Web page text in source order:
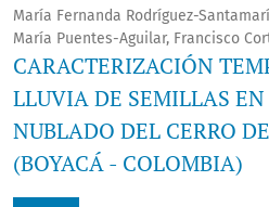
María Fernanda Rodríguez-
María Puentes-Aguilar, Francisco
CARACTERIZACIÓN
LLUVIA DE SEMILLAS EN
NUBLADO DEL CERRO
(BOYACÁ - COLOMBIA)